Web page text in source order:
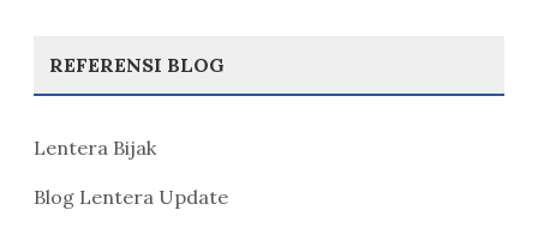
REFERENSI BLOG
Lentera Bijak
Blog Lentera Update